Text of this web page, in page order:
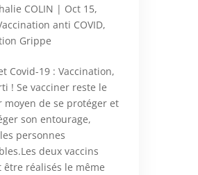
COLIN | Oct 15,
anti COVID,
Grippe
Covid-19 : Vaccination,
! Se vacciner reste le
moyen de se protéger et
son entourage,
personnes
deux vaccins
être réalisés le même